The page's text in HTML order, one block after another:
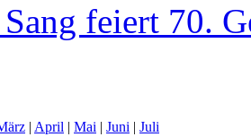
feiert 70.
| April | Mai | Juni | Juli